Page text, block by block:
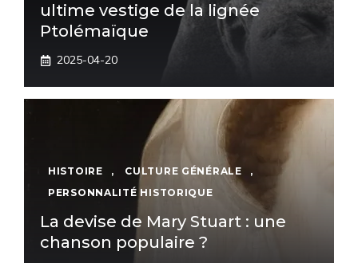
ultime vestige de la lignée
Ptolémaïque
2025-04-20
HISTOIRE , CULTURE GÉNÉRALE
,
PERSONNALITÉ HISTORIQUE
La devise de Mary Stuart : une
chanson populaire ?